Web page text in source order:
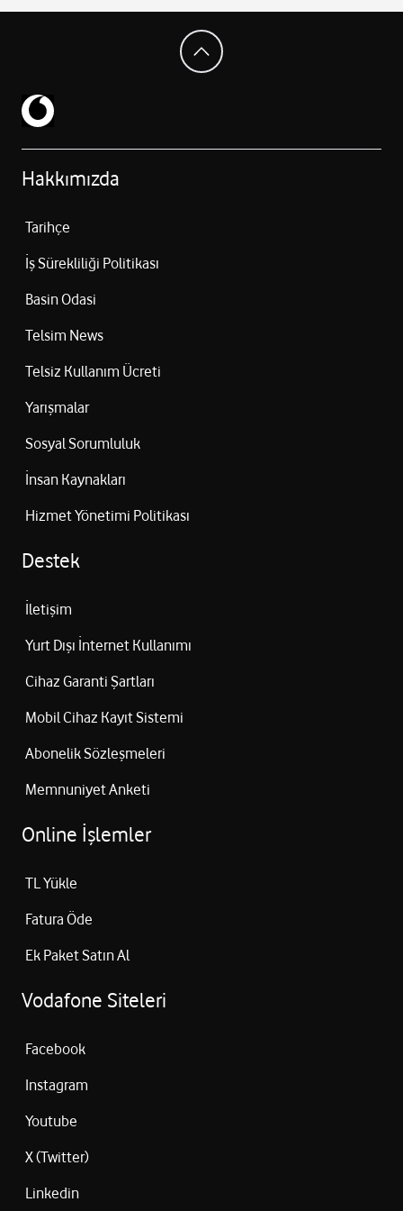
Hakkımızda
Tarihçe
İş Sürekliliği Politikası
Basin Odasi
Telsim News
Telsiz Kullanım Ücreti
Yarışmalar
Sosyal Sorumluluk
İnsan Kaynakları
Hizmet Yönetimi Politikası
Destek
İletişim
Yurt Dışı İnternet Kullanımı
Cihaz Garanti Şartları
Mobil Cihaz Kayıt Sistemi
Abonelik Sözleşmeleri
Memnuniyet Anketi
Online İşlemler
TL Yükle
Fatura Öde
Ek Paket Satın Al
Vodafone Siteleri
Facebook
Instagram
Youtube
X (Twitter)
Linkedin